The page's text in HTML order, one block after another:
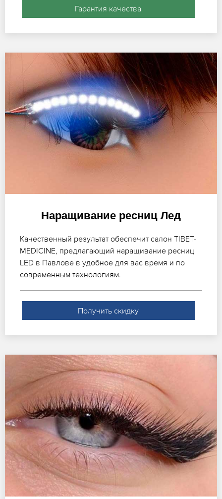
Гарантия качества
Наращивание ресниц Лед
Качественный результат обеспечит салон TIBET-
MEDICINE, предлагающий наращивание ресниц
LED в Павлове в удобное для вас время и по
современным технологиям.
Получить скидку